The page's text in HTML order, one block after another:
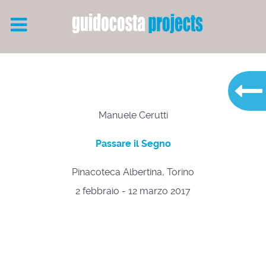
Manuele Cerutti
Passare il Segno
Pinacoteca Albertina, Torino
2 febbraio - 12 marzo 2017